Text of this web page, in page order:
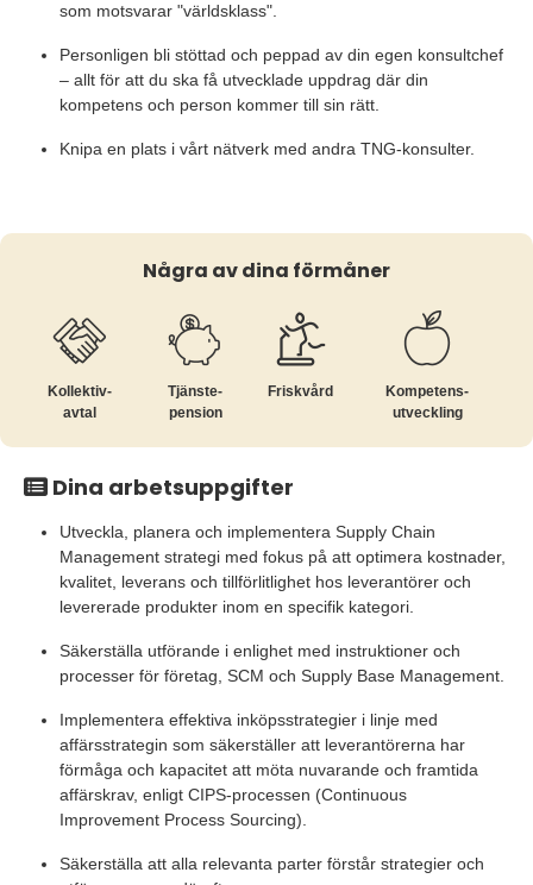
som motsvarar "världsklass".
Personligen bli stöttad och peppad av din egen konsultchef
– allt för att du ska få utvecklade uppdrag där din
kompetens och person kommer till sin rätt.
Knipa en plats i vårt nätverk med andra TNG-konsulter.
Några av dina förmåner
Kollektiv­
avtal
Tjänste­
pension
Friskvård
Kompetens­
utveckling
Dina arbetsuppgifter
Utveckla, planera och implementera Supply Chain
Management strategi med fokus på att optimera kostnader,
kvalitet, leverans och tillförlitlighet hos leverantörer och
levererade produkter inom en specifik kategori.
Säkerställa utförande i enlighet med instruktioner och
processer för företag, SCM och Supply Base Management.
Implementera effektiva inköpsstrategier i linje med
affärsstrategin som säkerställer att leverantörerna har
förmåga och kapacitet att möta nuvarande och framtida
affärskrav, enligt CIPS-processen (Continuous
Improvement Process Sourcing).
Säkerställa att alla relevanta parter förstår strategier och